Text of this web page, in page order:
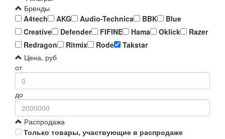
Бренды
A4tech
AKG Audio-Technica BBK
Blue
Creative
Defender FIFINE Hama Oklick
Razer
Redragon
Ritmix Rode
Takstar
Цена, руб
от
до
Распродажа
Только товары, участвующие в распродаже